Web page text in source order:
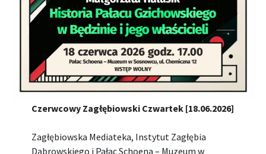
Czerwcowy Zagłębiowski Czwartek [18.06.2026]
Zagłębiowska Mediateka, Instytut Zagłębia
Dąbrowskiego i Pałac Schoena – Muzeum w